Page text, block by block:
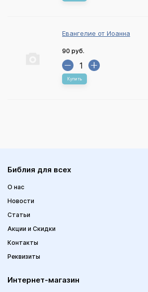
Евангелие от Иоанна
90 руб.
Купить
Библия для всех
О нас
Новости
Статьи
Акции и Скидки
Контакты
Реквизиты
Интернет-магазин